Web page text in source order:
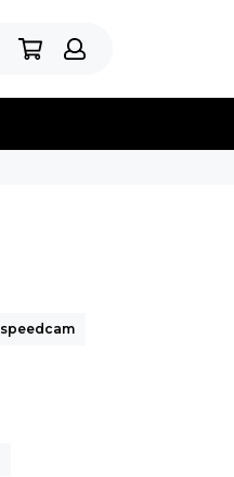
speedcam